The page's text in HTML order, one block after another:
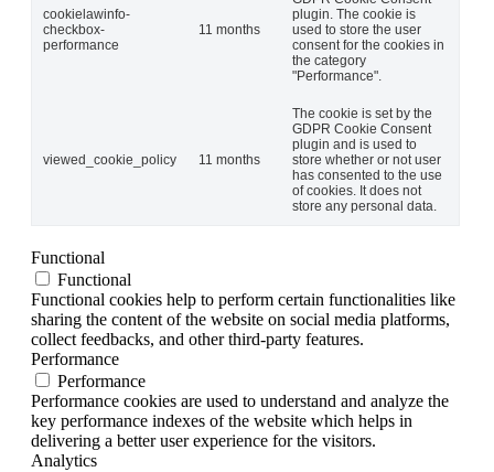
cookielawinfo-
checkbox-
performance
11 months
plugin. The cookie is
used to store the user
consent for the cookies in
the category
"Performance".
viewed_cookie_policy 11 months
The cookie is set by the
GDPR Cookie Consent
plugin and is used to
store whether or not user
has consented to the use
of cookies. It does not
store any personal data.
Functional
Functional
Functional cookies help to perform certain functionalities like
sharing the content of the website on social media platforms,
collect feedbacks, and other third-party features.
Performance
Performance
Performance cookies are used to understand and analyze the
key performance indexes of the website which helps in
delivering a better user experience for the visitors.
Analytics